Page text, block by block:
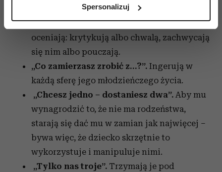
(fingerprinting, czyli wirtualny odcisk palca)
dane są przetwarzane oraz ustaw własne preferencje w
sekcji szczegółów. W Deklaracji plików cookie możesz
zmienić lub wycofać swoją zgodę w dowolnej chwili.
Wykorzystujemy pliki cookie do spersonalizowania treści
i reklam, aby oferować funkcje społecznościowe i
analizować ruch w naszej witrynie. Informacje o tym, jak
korzystasz z naszej witryny, udostępniamy partnerom
Partnerzy mogą połączyć te informacje z innymi danymi
otrzymanymi od Ciebie lub uzyskanymi podczas
korzystania z ich usług.
Spersonalizuj
mogłoby sobie poradzić.
„To mi się podoba, to nie”.Nieustannie je
oceniają: krytykują albo chwalą, zachwycają
się nim albo pouczają.
„Co zamierzasz zrobić z…?”. Ingerują w
każdą sferę jego młodzieńczego życia.
„Chcesz jedno – dostaniesz dwa”. Aby mu
wynagrodzić to, że nie ma rodzeństwa,
starają się dać mu w zamian jak najwięcej –
bywa więc, że dziecko skrzętnie to
wykorzystuje i manipuluje nimi.
„Tylko nas troje”. Trzymają je pod